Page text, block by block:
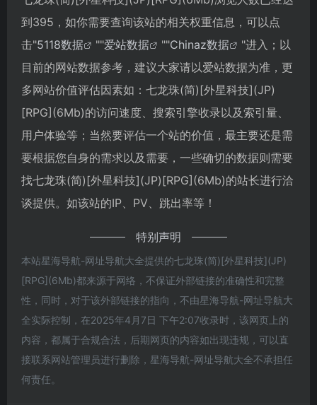
到395，如你需要查询该站的相关权重信息，可以点
击"5118数据 ""爱站数据 ""Chinaz数据
"进入；以
目前的网站数据参考，建议大家请以爱站数据为准，更
多网站价值评估因素如：七龙珠(简)[外星科技](JP)
[RPG](6Mb)的访问速度、搜索引擎收录以及索引量、
用户体验等；当然要评估一个站的价值，最主要还是需
要根据您自身的需求以及需要，一些确切的数据则需要
找七龙珠(简)[外星科技](JP)[RPG](6Mb)的站长进行洽
谈提供。如该站的IP、PV、跳出率等！
特别声明
本站星海导航-网址导航大全提供的七龙珠(简)[外星科技](JP)
[RPG](6Mb)都来源于网络，不保证外部链接的准确性和完整
性，同时，对于该外部链接的指向，不由星海导航-网址导航大
全实际控制，在2025年4月7日 下午2:07收录时，该网页上的
内容，都属于合规合法，后期网页的内容如出现违规，可以直
接联系网站管理员进行删除，星海导航-网址导航大全不承担任
何责任。